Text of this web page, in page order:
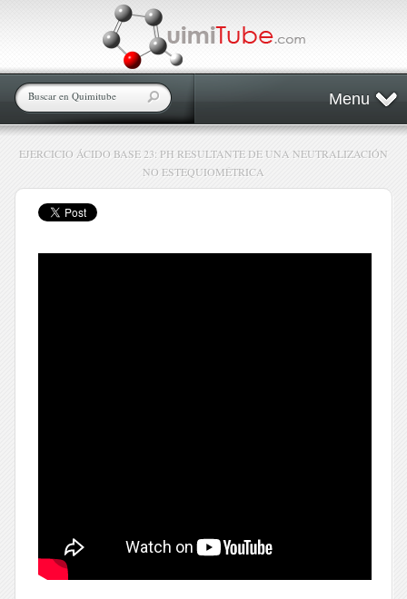
Menu
EJERCICIO ÁCIDO BASE 23: PH RESULTANTE DE UNA NEUTRALIZACIÓN
NO ESTEQUIOMÉTRICA